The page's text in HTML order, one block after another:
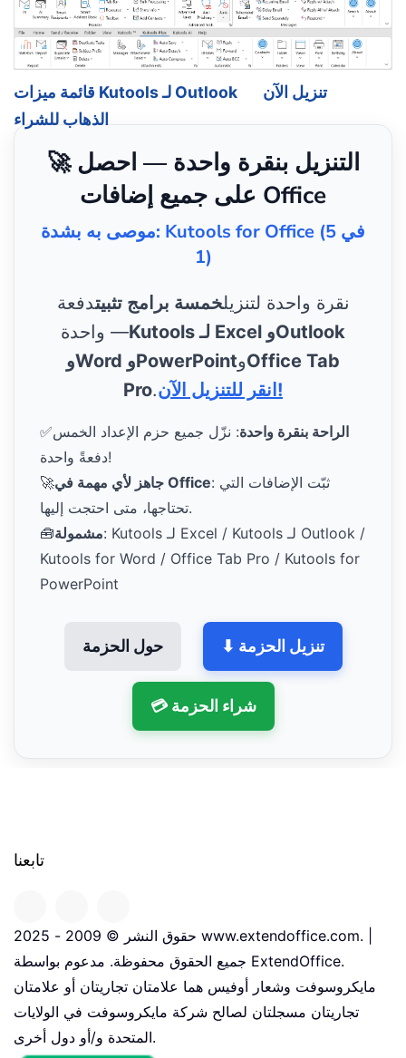
قائمة ميزات Kutools لـ Outlook
تنزيل الآن
الذهاب للشراء
🚀 التنزيل بنقرة واحدة — احصل
على جميع إضافات Office
موصى به بشدة: Kutools for Office (5 في
1)
نقرة واحدة لتنزيلخمسة برامج تثبيتدفعة
واحدة —Kutools لـ Excel وOutlook
وWord وPowerPointوOffice Tab
Pro. انقر للتنزيل الآن!
✅ الراحة بنقرة واحدة: نزّل جميع حزم الإعداد الخمس
دفعةً واحدة!
🚀
جاهز لأي مهمة في Office: ثبّت الإضافات التي
تحتاجها، متى احتجت إليها.
🧰مشمولة: Kutools لـ Excel / Kutools لـ Outlook /
Kutools for Word / Office Tab Pro / Kutools for
PowerPoint
حول الحزمة ⬇ تنزيل الحزمة
💳 شراء الحزمة
تابعنا
حقوق النشر © 2009 - 2025 www.extendoffice.com. |
جميع الحقوق محفوظة. مدعوم بواسطة ExtendOffice.
مايكروسوفت وشعار أوفيس هما علامتان تجاريتان أو علامتان
تجاريتان مسجلتان لصالح شركة مايكروسوفت في الولايات
المتحدة و/أو دول أخرى.